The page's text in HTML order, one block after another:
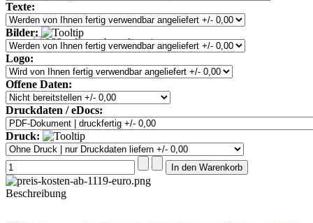
Texte:
Bilder:
Logo:
Offene Daten:
Druckdaten / eDocs:
Druck:
Beschreibung